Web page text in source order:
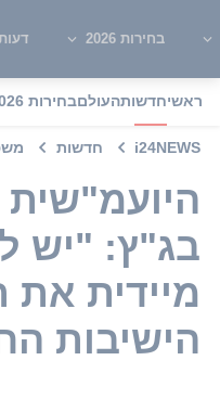
בחירות 2026
ראשיחדשותהעולםבחירות 2026
i24NEWS חדשות
בג"ץ: "יש
מיידית את
הישיבות